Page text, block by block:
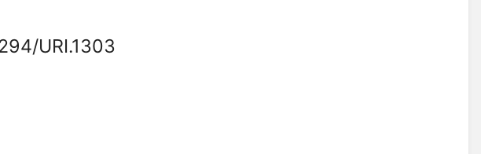
URI.1303